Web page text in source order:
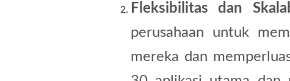
Fleksibilitas dan
perusahaan untuk
mereka dan